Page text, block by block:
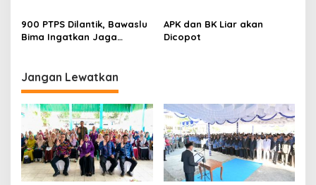
Bangun Kantor
900 PTPS Dilantik, Bawaslu
Bima Ingatkan Jaga
APK dan BK Liar akan
Dicopot
Jangan Lewatkan